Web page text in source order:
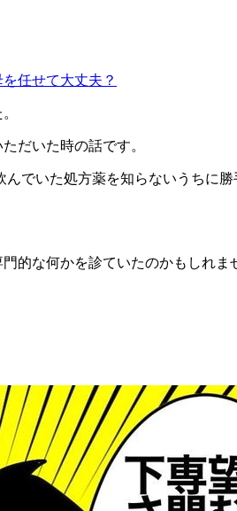
任せて大丈夫？
だいた時の話です。
でいた処方薬を知らないうちに
的な何かを診ていたのかもしれま